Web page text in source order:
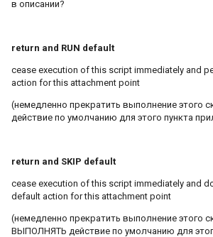
в описании?
return and RUN default
cease execution of this script immediately and
action for this attachment point
(немедленно прекратить выполнение этого
действие по умолчанию для этого пункта
return and SKIP default
cease execution of this script immediately and
default action for this attachment point
(немедленно прекратить выполнение этого
ВЫПОЛНЯТЬ действие по умолчанию для